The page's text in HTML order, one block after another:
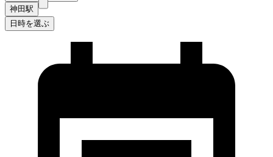
神田駅
日時を選ぶ